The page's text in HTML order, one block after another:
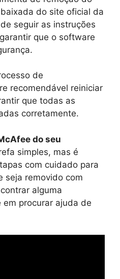
do site oficial da
seguir as instruções
que o software
de
recomendável reiniciar
que todas as
corretamente.
do seu
simples, mas é
com cuidado para
seja removido com
alguma
procurar ajuda de